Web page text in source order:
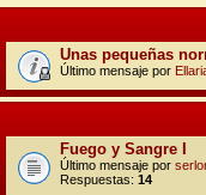
Unas pequeñas
Último mensaje por
Fuego y Sangre I
Último mensaje por
Respuestas: 14